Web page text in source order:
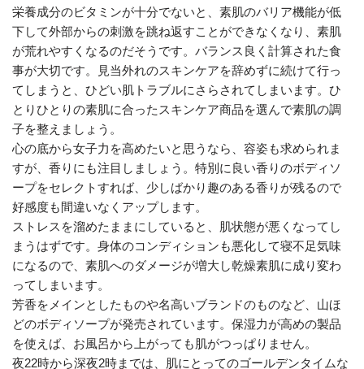
栄養成分のビタミンが十分でないと、素肌のバリア機能が低
下して外部からの刺激を跳ね返すことができなくなり、素肌
が荒れやすくなるのだそうです。バランス良く計算された食
事が大切です。見当外れのスキンケアを辞めずに続けて行っ
てしまうと、ひどい肌トラブルにさらされてしまいます。ひ
とりひとりの素肌に合ったスキンケア商品を選んで素肌の調
子を整えましょう。
心の底から女子力を高めたいと思うなら、容姿も求められま
すが、香りにも注目しましょう。特別に良い香りのボディソ
ープをセレクトすれば、少しばかり趣のある香りが残るので
好感度も間違いなくアップします。
ストレスを溜めたままにしていると、肌状態が悪くなってし
まうはずです。身体のコンディションも悪化して寝不足気味
になるので、素肌へのダメージが増大し乾燥素肌に成り変わ
ってしまいます。
芳香をメインとしたものや名高いブランドのものなど、山ほ
どのボディソープが発売されています。保湿力が高めの製品
を使えば、お風呂から上がっても肌がつっぱりません。
夜22時から深夜2時までは、肌にとってのゴールデンタイムな